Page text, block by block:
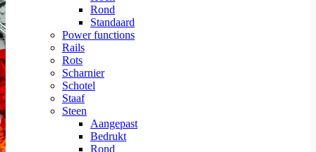
Rond
Standaard
Power functions
Rails
Rots
Scharnier
Schotel
Staaf
Steen
Aangepast
Bedrukt
Rond